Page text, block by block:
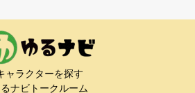
ャラクターを探す
ナビトークルーム